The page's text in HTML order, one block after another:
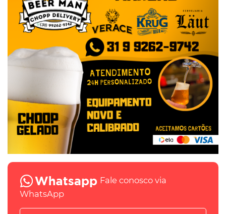
Fale conosco via
WhatsApp